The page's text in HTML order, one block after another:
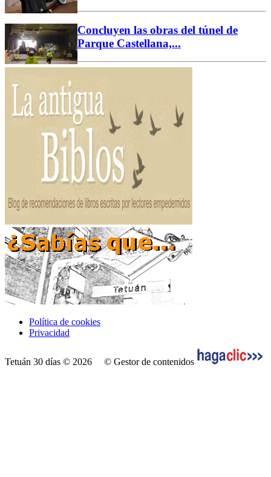
Concluyen las obras del túnel de
Parque Castellana,...
Política de cookies
Privacidad
Tetuán 30 días © 2026 © Gestor de contenidos